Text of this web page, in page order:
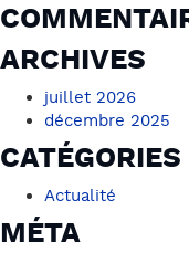
ARCHIVES
juillet 2026
décembre 2025
CATÉGORIES
Actualité
MÉTA